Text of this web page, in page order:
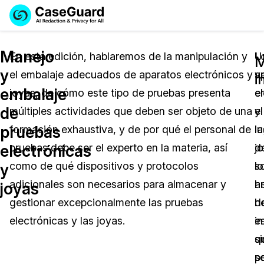
Licencia de CaseGuard Studio
Precios de Redacción a Pedido
Soluciones
Redacción de vídeos
Redacción de documentos
Redacción de audio
Redacción de imágenes
Industrias
Cuerpos Policiales
Transportación
Educación
Precios
Recursos
Artículos
Eventos
Demo
English
Español
Manejo
y
embalaje
de
pruebas
electrónicas
y
joyas
En esta edición, hablaremos de la manipulación y
el embalaje adecuados de aparatos electrónicos y
joyas, de cómo este tipo de pruebas presenta
múltiples actividades que deben ser objeto de una
formación exhaustiva, y de por qué el personal de
pruebas debe ser el experto en la materia, así
como de qué dispositivos y protocolos
adicionales son necesarios para almacenar y
gestionar excepcionalmente las pruebas
electrónicas y las joyas.
y
el